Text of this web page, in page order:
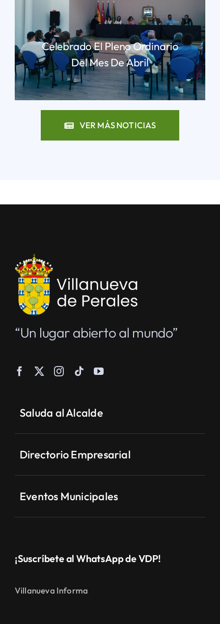
Celebrado El Pleno Ordinario
Del Mes De Abril
LEER MÁS
VER MÁS NOTICIAS
“Un lugar abierto al mundo”
Saluda al Alcalde
Directorio Empresarial
Eventos Municipales
¡Suscríbete al WhatsApp de VDP!
Villanueva Informa